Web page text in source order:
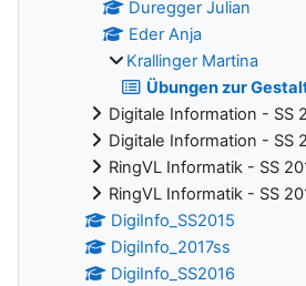
Duregger Julian
Eder Anja
Krallinger Martina
Übungen zur
Digitale Information - SS
Digitale Information - SS
RingVL Informatik - SS
RingVL Informatik - SS
DigiInfo_SS2015
DigiInfo_2017ss
DigiInfo_SS2016